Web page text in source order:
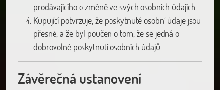
prodávajícího o změně ve svých osobních údajích.
Kupující potvrzuje, že poskytnuté osobní údaje jsou
přesné, a že byl poučen o tom, že se jedná o
dobrovolné poskytnutí osobních údajů.
Závěrečná ustanovení